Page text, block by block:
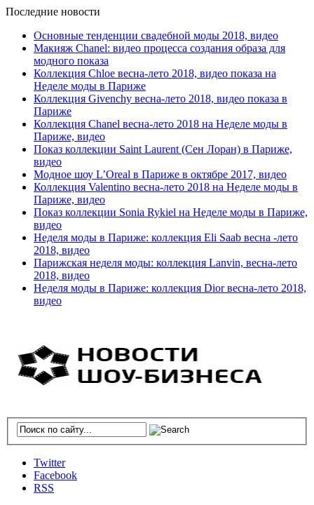
Последние новости
Основные тенденции свадебной моды 2018, видео
Макияж Chanel: видео процесса создания образа для
модного показа
Коллекция Chloe весна-лето 2018, видео показа на
Неделе моды в Париже
Коллекция Givenchy весна-лето 2018, видео показа в
Париже
Коллекция Chanel весна-лето 2018 на Неделе моды в
Париже, видео
Показ коллекции Saint Laurent (Сен Лоран) в Париже,
видео
Модное шоу L’Oreal в Париже в октябре 2017, видео
Коллекция Valentino весна-лето 2018 на Неделе моды в
Париже, видео
Показ коллекции Sonia Rykiel на Неделе моды в Париже,
видео
Неделя моды в Париже: коллекция Eli Saab весна -лето
2018, видео
Парижская неделя моды: коллекция Lanvin, весна-лето
2018, видео
Неделя моды в Париже: коллекция Dior весна-лето 2018,
видео
Twitter
Facebook
RSS